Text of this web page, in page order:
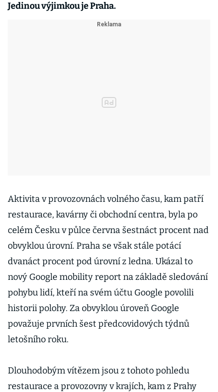
Jedinou výjimkou je Praha.
Aktivita v provozovnách volného času, kam patří
restaurace, kavárny či obchodní centra, byla po
celém Česku v půlce června šestnáct procent nad
obvyklou úrovní. Praha se však stále potácí
dvanáct procent pod úrovní z ledna. Ukázal to
nový Google mobility report na základě sledování
pohybu lidí, kteří na svém účtu Google povolili
historii polohy. Za obvyklou úroveň Google
považuje prvních šest předcovidových týdnů
letošního roku.
Dlouhodobým vítězem jsou z tohoto pohledu
restaurace a provozovny v krajích, kam z Prahy